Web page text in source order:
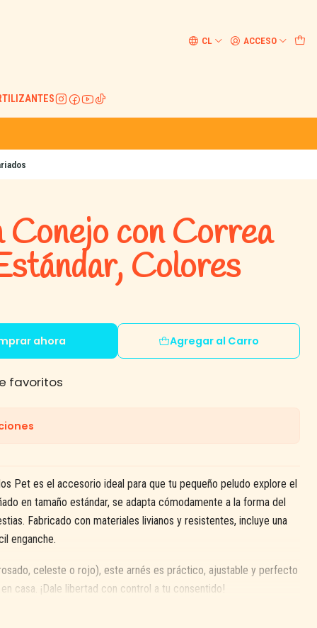
CL ACCESO
con Correa
Colores
Agregar al Carro
ahora
favoritos
Pet es el accesorio ideal para que tu pequeño peludo explore el
en tamaño estándar, se adapta cómodamente a la forma del
Fabricado con materiales livianos y resistentes, incluye una
enganche.
celeste o rojo), este arnés es práctico, ajustable y perfecto
casa. ¡Dale libertad con control a tu consentido!